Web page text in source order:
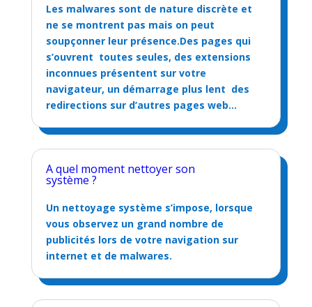
Les malwares sont de nature discrète et
ne se montrent pas mais on peut
soupçonner leur présence.Des pages qui
s’ouvrent toutes seules, des extensions
inconnues présentent sur votre
navigateur, un démarrage plus lent des
redirections sur d’autres pages web…
A quel moment nettoyer son
système ?
Un nettoyage système s’impose, lorsque
vous observez un grand nombre de
publicités lors de votre navigation sur
internet et de malwares.